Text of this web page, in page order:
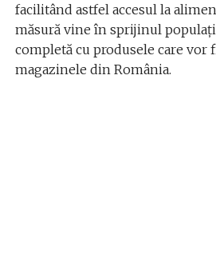
facilitând astfel accesul la
măsură vine în sprijinul
completă cu produsele care vor
magazinele din România.